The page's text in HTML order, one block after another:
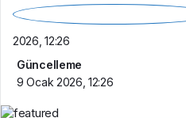
2026, 12:26
Güncelleme
9 Ocak 2026, 12:26